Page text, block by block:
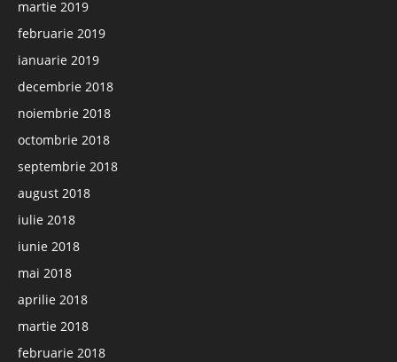
martie 2019
februarie 2019
ianuarie 2019
decembrie 2018
noiembrie 2018
octombrie 2018
septembrie 2018
august 2018
iulie 2018
iunie 2018
mai 2018
aprilie 2018
martie 2018
februarie 2018